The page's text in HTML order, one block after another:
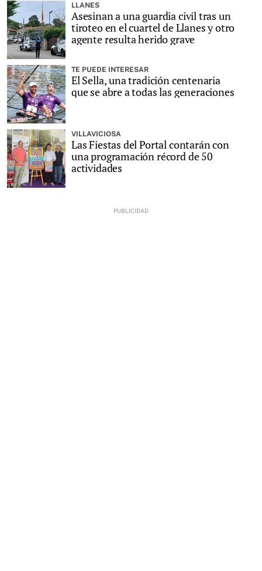
LLANES
Asesinan a una guardia civil tras un
tiroteo en el cuartel de Llanes y otro
agente resulta herido grave
TE PUEDE INTERESAR
El Sella, una tradición centenaria
que se abre a todas las generaciones
VILLAVICIOSA
Las Fiestas del Portal contarán con
una programación récord de 50
actividades